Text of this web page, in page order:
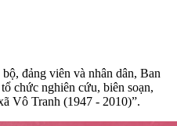
đảng viên và nhân dân, Ban
chức nghiên cứu, biên soạn,
Vô Tranh (1947 - 2010)”.